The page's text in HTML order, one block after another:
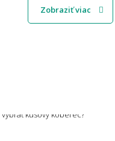
Zobraziť viac